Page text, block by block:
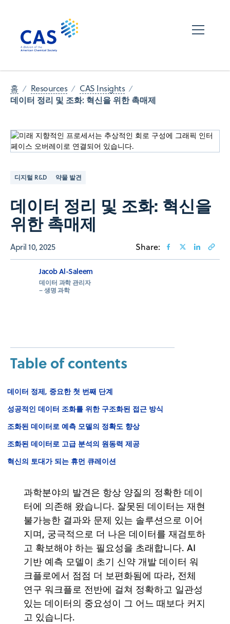
홈 Resources CAS Insights
데이터 정리 및 조화: 혁신을 위한 촉매제
디지털 R&D 약물 발견
데이터 정리 및 조화: 혁신을
위한 촉매제
April 10, 2025 Share:
Jacob Al-Saleem
데이터 과학 관리자
– 생명 과학
Table of contents
데이터 정제, 중요한 첫 번째 단계
성공적인 데이터 조화를 위한 구조화된 접근 방식
조화된 데이터로 예측 모델의 정확도 향상
조화된 데이터로 고급 분석의 원동력 제공
혁신의 토대가 되는 휴먼 큐레이션
과학분야의 발견은 항상 양질의 정확한 데이
터에 의존해 왔습니다. 잘못된 데이터는 재현
불가능한 결과와 문제 있는 솔루션으로 이어
지며, 궁극적으로 더 나은 데이터를 재검토하
고 확보해야 하는 필요성을 초래합니다. AI
기반 예측 모델이 초기 신약 개발 데이터 워
크플로에서 점점 더 보편화됨에 따라, 전체
연구 워크플로 전반에 걸쳐 정확하고 일관성
있는 데이터의 중요성이 그 어느 때보다 커지
고 있습니다.